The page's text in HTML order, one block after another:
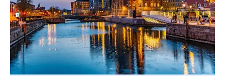
Manuellt Få hjälp
Välj tillvägagångssätt